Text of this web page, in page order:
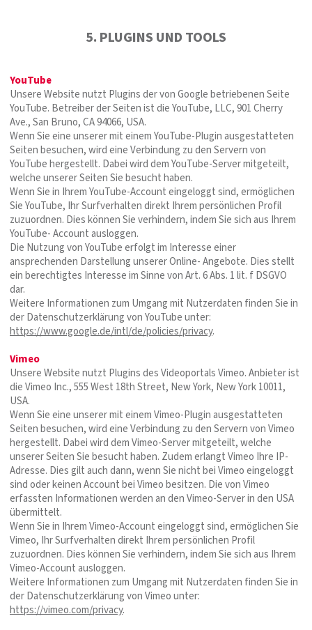
5. PLUGINS UND TOOLS
YouTube
Unsere Website nutzt Plugins der von Google betriebenen Seite
YouTube. Betreiber der Seiten ist die YouTube, LLC, 901 Cherry
Ave., San Bruno, CA 94066, USA.
Wenn Sie eine unserer mit einem YouTube-Plugin ausgestatteten
Seiten besuchen, wird eine Verbindung zu den Servern von
YouTube hergestellt. Dabei wird dem YouTube-Server mitgeteilt,
welche unserer Seiten Sie besucht haben.
Wenn Sie in Ihrem YouTube-Account eingeloggt sind, ermöglichen
Sie YouTube, Ihr Surfverhalten direkt Ihrem persönlichen Profil
zuzuordnen. Dies können Sie verhindern, indem Sie sich aus Ihrem
YouTube- Account ausloggen.
Die Nutzung von YouTube erfolgt im Interesse einer
ansprechenden Darstellung unserer Online- Angebote. Dies stellt
ein berechtigtes Interesse im Sinne von Art. 6 Abs. 1 lit. f DSGVO
dar.
Weitere Informationen zum Umgang mit Nutzerdaten finden Sie in
der Datenschutzerklärung von YouTube unter:
https://www.google.de/intl/de/policies/privacy.
Vimeo
Unsere Website nutzt Plugins des Videoportals Vimeo. Anbieter ist
die Vimeo Inc., 555 West 18th Street, New York, New York 10011,
USA.
Wenn Sie eine unserer mit einem Vimeo-Plugin ausgestatteten
Seiten besuchen, wird eine Verbindung zu den Servern von Vimeo
hergestellt. Dabei wird dem Vimeo-Server mitgeteilt, welche
unserer Seiten Sie besucht haben. Zudem erlangt Vimeo Ihre IP-
Adresse. Dies gilt auch dann, wenn Sie nicht bei Vimeo eingeloggt
sind oder keinen Account bei Vimeo besitzen. Die von Vimeo
erfassten Informationen werden an den Vimeo-Server in den USA
übermittelt.
Wenn Sie in Ihrem Vimeo-Account eingeloggt sind, ermöglichen Sie
Vimeo, Ihr Surfverhalten direkt Ihrem persönlichen Profil
zuzuordnen. Dies können Sie verhindern, indem Sie sich aus Ihrem
Vimeo-Account ausloggen.
Weitere Informationen zum Umgang mit Nutzerdaten finden Sie in
der Datenschutzerklärung von Vimeo unter:
https://vimeo.com/privacy.